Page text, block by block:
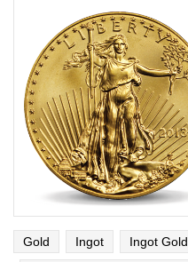
Gold Ingot Ingot Gold